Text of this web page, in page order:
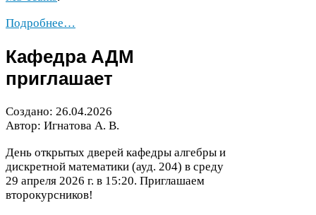
Подробнее…
Кафедра АДМ
приглашает
Создано: 26.04.2026
Автор: Игнатова А. В.
День открытых дверей кафедры алгебры и
дискретной математики (ауд. 204) в среду
29 апреля 2026 г. в 15:20. Приглашаем
второкурсников!